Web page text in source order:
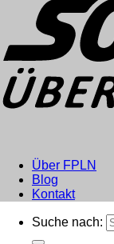
Über FPLN
Blog
Kontakt
Suche nach: